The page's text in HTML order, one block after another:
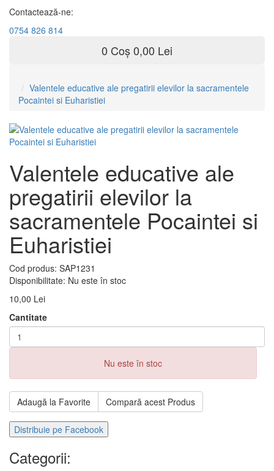
Contactează-ne:
0754 826 814
0 Coș0,00 Lei
Valentele educative ale pregatirii elevilor la sacramentele
Pocaintei si Euharistiei
Valentele educative ale
pregatirii elevilor la
sacramentele Pocaintei si
Euharistiei
Cod produs: SAP1231
Disponibilitate: Nu este în stoc
10,00 Lei
Cantitate
Nu este în stoc
Adaugă la Favorite Compară acest Produs
Distribuie pe Facebook
Categorii: